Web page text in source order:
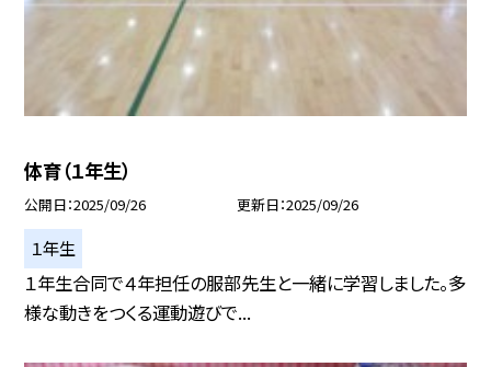
体育（１年生）
公開日 2025/09/26 更新日 2025/09/26
１年生
１年生合同で４年担任の服部先生と一緒に学習しました。多
様な動きをつくる運動遊びで...